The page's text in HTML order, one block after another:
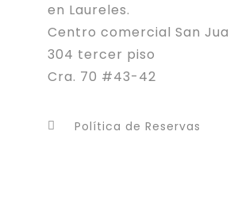
en Laureles.
Centro comercial San
304 tercer piso
Cra. 70 #43-42
Política de Reservas